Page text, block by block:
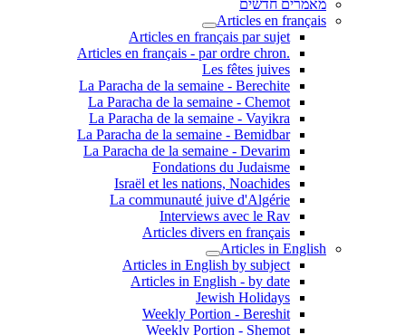
מאמרים חדשים
Articles en français
Articles en français par sujet
.Articles en français - par ordre chron
Les fêtes juives
La Paracha de la semaine - Berechite
La Paracha de la semaine - Chemot
La Paracha de la semaine - Vayikra
La Paracha de la semaine - Bemidbar
La Paracha de la semaine - Devarim
Fondations du Judaisme
Israël et les nations, Noachides
La communauté juive d'Algérie
Interviews avec le Rav
Articles divers en français
Articles in English
Articles in English by subject
Articles in English - by date
Jewish Holidays
Weekly Portion - Bereshit
Weekly Portion - Shemot